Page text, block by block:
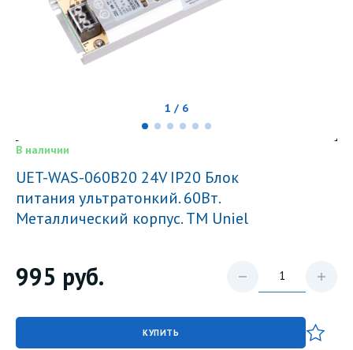
1 / 6
В наличии
UET-WAS-060B20 24V IP20 Блок
питания ультратонкий. 60Вт.
Металлический корпус. TM Uniel
995 руб.
КУПИТЬ